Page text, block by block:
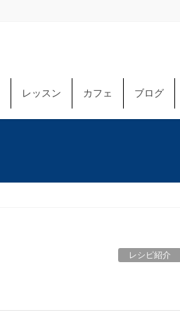
レッスン カフェ ブログ
レシピ紹介